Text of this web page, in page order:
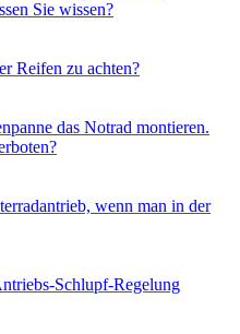
Sie wissen?
Reifen zu achten?
das Notrad montieren.
wenn man in der
Schlupf-Regelung